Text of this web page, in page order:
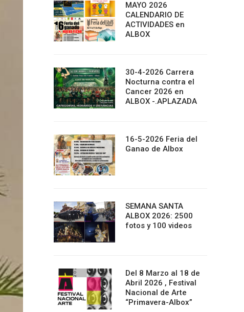
MAYO 2026
CALENDARIO DE
ACTIVIDADES en
ALBOX
30-4-2026 Carrera
Nocturna contra el
Cancer 2026 en
ALBOX -.APLAZADA
16-5-2026 Feria del
Ganao de Albox
SEMANA SANTA
ALBOX 2026: 2500
fotos y 100 videos
Del 8 Marzo al 18 de
Abril 2026 , Festival
Nacional de Arte
“Primavera-Albox”